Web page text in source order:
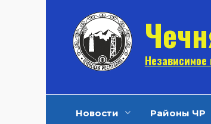
Новости Районы ЧР